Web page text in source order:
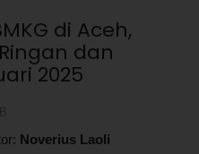
di Aceh,
dan
2025
Noverius Laoli